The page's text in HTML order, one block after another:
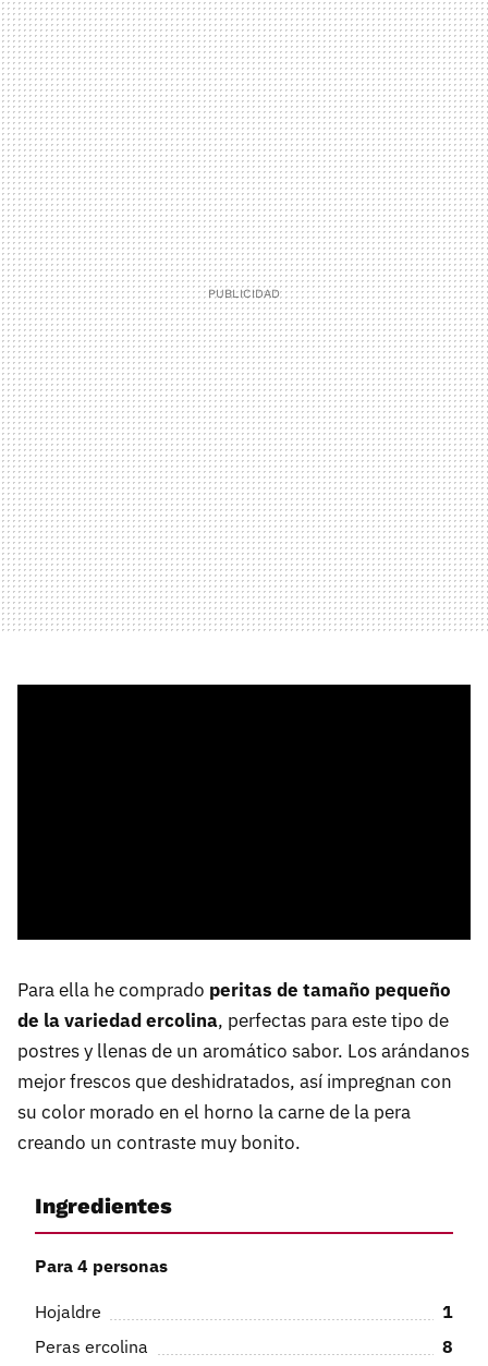
Para ella he comprado peritas de tamaño pequeño
de la variedad ercolina, perfectas para este tipo de
postres y llenas de un aromático sabor. Los arándanos
mejor frescos que deshidratados, así impregnan con
su color morado en el horno la carne de la pera
creando un contraste muy bonito.
Ingredientes
Para 4 personas
Hojaldre
1
Peras ercolina
8